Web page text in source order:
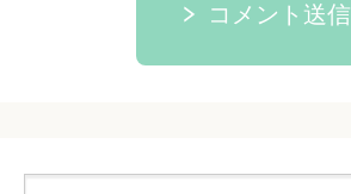
コメント送信